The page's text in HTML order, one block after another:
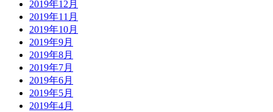
2019年12月
2019年11月
2019年10月
2019年9月
2019年8月
2019年7月
2019年6月
2019年5月
2019年4月